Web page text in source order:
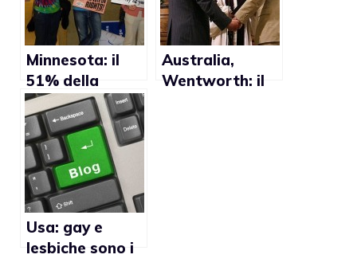
Minnesota: il
51% della
popolazione
contrario al
matrimonio
gay”
Australia,
Wentworth: il
Usa: gay e
lesbiche sono i